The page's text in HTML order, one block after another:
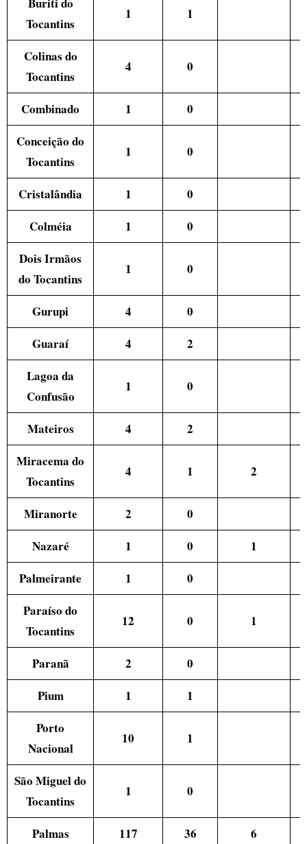
Tocantins
1 1
Colinas do
Tocantins
4 0
Combinado 1
0
Conceição do
Tocantins
1 0
Cristalândia 1
0
Colméia
1
0
Dois Irmãos
do Tocantins
1 0
Gurupi 4
0
Guaraí
4
2
Lagoa da
Confusão
1 0
Mateiros 4
2
Miracema do
Tocantins
4 1 2
Miranorte 2
0
Nazaré
1 0 1
Palmeirante
1
0
Paraíso do
Tocantins
12 0 1
Paranã 2
0
Pium
1
1
Porto
Nacional
10 1
São Miguel do
Tocantins
1 0
Palmas 117 36 6